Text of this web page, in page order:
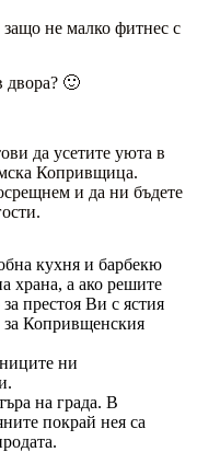
не малко фитнес с
двора? 🙂
да усетите уюта в
Копривщица.
и да ни бъдете
кухня и барбекю
храна, а ако решите
престоя Ви с ястия
за Копривщенския
ни
на града. В
покрай нея са